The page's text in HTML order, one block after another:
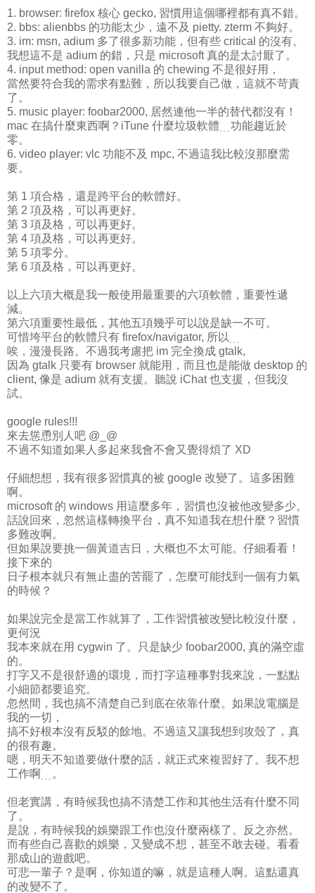
1. browser: firefox 核心 gecko, 習慣用這個哪裡都有真不錯。
2. bbs: alienbbs 的功能太少，遠不及 pietty. zterm 不夠好。
3. im: msn, adium 多了很多新功能，但有些 critical 的沒有。
我想這不是 adium 的錯，只是 microsoft 真的是太討厭了。
4. input method: open vanilla 的 chewing 不是很好用，
當然要符合我的需求有點難，所以我要自己做，這就不苛責
了。
5. music player: foobar2000, 居然連他一半的替代都沒有！
mac 在搞什麼東西啊？iTune 什麼垃圾軟體﹍功能趨近於
零。
6. video player: vlc 功能不及 mpc, 不過這我比較沒那麼需
要。
第 1 項合格，還是跨平台的軟體好。
第 2 項及格，可以再更好。
第 3 項及格，可以再更好。
第 4 項及格，可以再更好。
第 5 項零分。
第 6 項及格，可以再更好。
以上六項大概是我一般使用最重要的六項軟體，重要性遞
減。
第六項重要性最低，其他五項幾乎可以說是缺一不可。
可惜垮平台的軟體只有 firefox/navigator, 所以﹍
唉，漫漫長路。不過我考慮把 im 完全換成 gtalk,
因為 gtalk 只要有 browser 就能用，而且也是能做 desktop 的
client, 像是 adium 就有支援。聽說 iChat 也支援，但我沒
試。
google rules!!!
來去慫恿別人吧 @_@
不過不知道如果人多起來我會不會又覺得煩了 XD
仔細想想，我有很多習慣真的被 google 改變了。這多困難
啊。
microsoft 的 windows 用這麼多年，習慣也沒被他改變多少。
話說回來，忽然這樣轉換平台，真不知道我在想什麼？習慣
多難改啊。
但如果說要挑一個黃道吉日，大概也不太可能。仔細看看！
接下來的
日子根本就只有無止盡的苦罷了，怎麼可能找到一個有力氣
的時候？
如果說完全是當工作就算了，工作習慣被改變比較沒什麼，
更何況
我本來就在用 cygwin 了。只是缺少 foobar2000, 真的滿空虛
的。
打字又不是很舒適的環境，而打字這種事對我來說，一點點
小細節都要追究。
忽然間，我也搞不清楚自己到底在依靠什麼。如果說電腦是
我的一切，
搞不好根本沒有反駁的餘地。不過這又讓我想到攻殼了，真
的很有趣。
嗯，明天不知道要做什麼的話，就正式來複習好了。我不想
工作啊﹍。
但老實講，有時候我也搞不清楚工作和其他生活有什麼不同
了。
是說，有時候我的娛樂跟工作也沒什麼兩樣了。反之亦然。
而有些自己喜歡的娛樂，又變成不想，甚至不敢去碰。看看
那成山的遊戲吧。
可悲一輩子？是啊，你知道的嘛，就是這種人啊。這點還真
的改變不了。